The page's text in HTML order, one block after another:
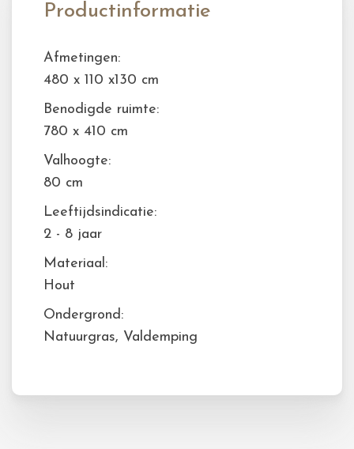
Productinformatie
Afmetingen:
480 x 110 x130 cm
Benodigde ruimte:
780 x 410 cm
Valhoogte:
80 cm
Leeftijdsindicatie:
2 - 8 jaar
Materiaal:
Hout
Ondergrond:
Natuurgras, Valdemping